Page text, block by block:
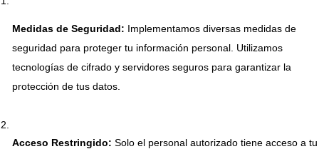
Medidas de Seguridad: Implementamos diversas medidas de
seguridad para proteger tu información personal. Utilizamos
tecnologías de cifrado y servidores seguros para garantizar la
protección de tus datos.
Acceso Restringido: Solo el personal autorizado tiene acceso a tu